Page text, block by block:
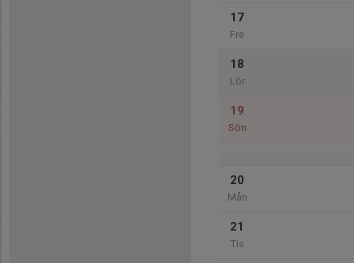
17
Fre
18
Lör
19
Sön
20
Mån
21
Tis